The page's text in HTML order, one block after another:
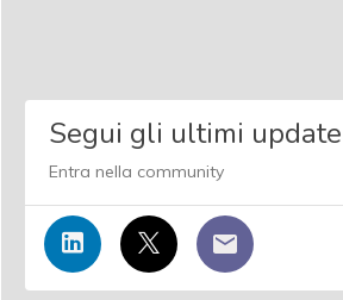
Segui gli ultimi update
Entra nella community